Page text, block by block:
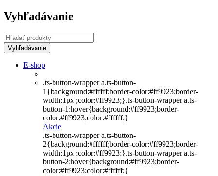
Vyhľadávanie
E-shop
.ts-button-wrapper a.ts-button-
1{background:#ffffff;border-color:#ff9923;border-
width:1px ;color:#ff9923;}.ts-button-wrapper a.ts-
button-1:hover{background:#ff9923;border-
color:#ff9923;color:#ffffff;}
Akcie
.ts-button-wrapper a.ts-button-
2{background:#ffffff;border-color:#ff9923;border-
width:1px ;color:#ff9923;}.ts-button-wrapper a.ts-
button-2:hover{background:#ff9923;border-
color:#ff9923;color:#ffffff;}